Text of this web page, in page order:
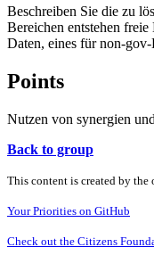
Beschreiben Sie die zu
Bereichen entstehen
Daten, eines für non-
Points
Nutzen von synergien
Back to group
This content is created by
Your Priorities on GitHub
Check out the Citizens